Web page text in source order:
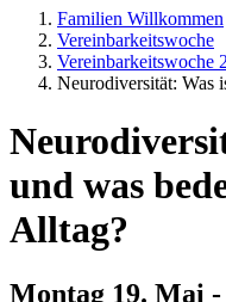
Familien Willkommen
Vereinbarkeitswoche
Vereinbarkeitswoche
Neurodiversität: Was
und was
Alltag?
Montag 19. Mai